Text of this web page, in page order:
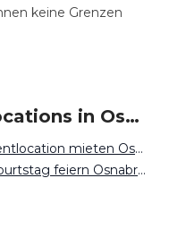
keine Grenzen
Locations in Osnabrück mieten
Eventlocation mieten Osnabrück
Geburtstag feiern Osnabrück